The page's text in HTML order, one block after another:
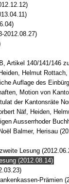
2012.08.27)
Artikel 140/141/146
Helmut
Auflage des
Motion von
der Kantonsräte
Näf, Heiden,
Ausserrhoder
Balmer, Herisau
Lesung
(2012.08.14)
Prämien